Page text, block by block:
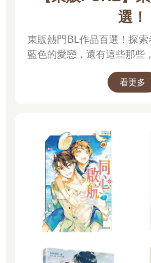
選！
東販熱門BL作品百選！探
藍色的愛戀，還有這些那些
看更多